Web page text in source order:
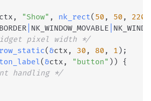
ctx , "Show" , nk_rect( 50 , 50 , 220
NK_WINDOW_MOVABLE
pixel width */
(&ctx , 30 , 80 , 1 ) ;
(&ctx , "button" ) ) {
handling */